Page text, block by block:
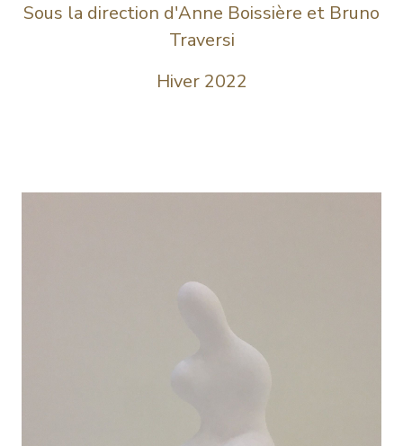
Sous la direction d'Anne Boissière et Bruno
Traversi
Hiver 2022